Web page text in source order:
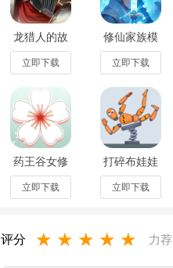
点气球兵什么的援兵，这样就增
是活跃度要高(死鱼部落谁愿意待
的发育和技术的成长。找到一个
落首领可能不会带一个新手打部
员。如果你足够的活跃，说不定
无所不藏
发展方向
1.笼统的说：科技>防御;2.准确的
龙猎人的故
事免广告版
v1.00.06最
新版
立即下载
修仙家族模
拟器2最新版
本v1.1.4官
方版
立即下载
药王谷女修
修炼手札手
游安卓版
v1.18最新版
立即下载
打碎布娃娃
手游无广告
版v0.05.04
最新版
立即下载
评分 ★ ★ ★ ★ ★ 力荐